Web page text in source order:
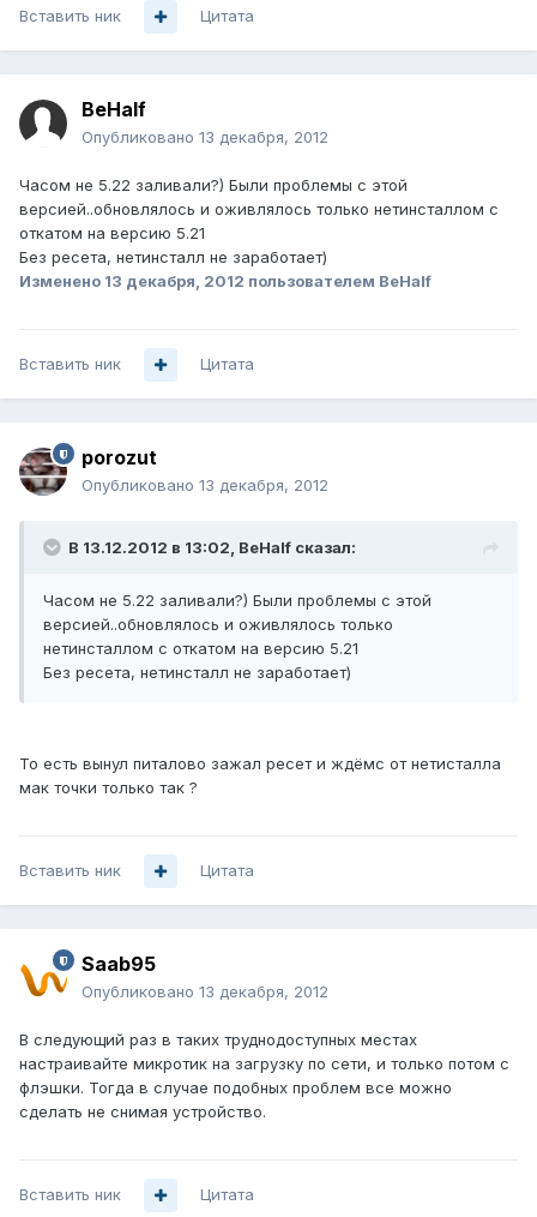
Вставить ник Цитата
BeHalf
Опубликовано 13 декабря, 2012
Часом не 5.22 заливали?) Были проблемы с этой
версией..обновлялось и оживлялось только нетинсталлом с
откатом на версию 5.21
Без ресета, нетинсталл не заработает)
Изменено 13 декабря, 2012 пользователем BeHalf
Вставить ник Цитата
porozut
Опубликовано 13 декабря, 2012
В 13.12.2012 в 13:02, BeHalf сказал:
Часом не 5.22 заливали?) Были проблемы с этой
версией..обновлялось и оживлялось только
нетинсталлом с откатом на версию 5.21
Без ресета, нетинсталл не заработает)
То есть вынул питалово зажал ресет и ждёмс от нетисталла
мак точки только так ?
Вставить ник Цитата
Saab95
Опубликовано 13 декабря, 2012
В следующий раз в таких труднодоступных местах
настраивайте микротик на загрузку по сети, и только потом с
флэшки. Тогда в случае подобных проблем все можно
сделать не снимая устройство.
Вставить ник Цитата